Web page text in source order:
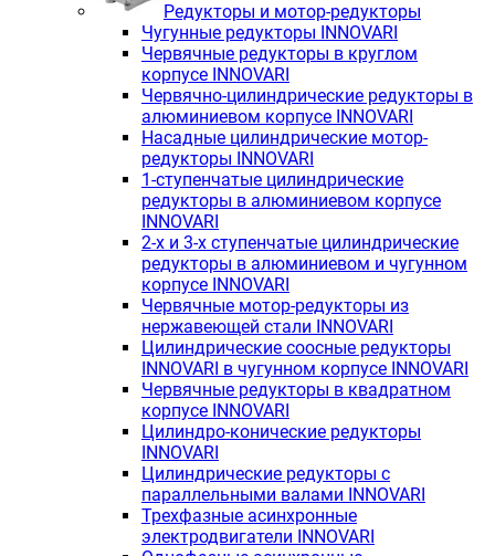
Редукторы и мотор-редукторы
Чугунные редукторы INNOVARI
Червячные редукторы в круглом
корпусе INNOVARI
Червячно-цилиндрические редукторы в
алюминиевом корпусе INNOVARI
Насадные цилиндрические мотор-
редукторы INNOVARI
1-ступенчатые цилиндрические
редукторы в алюминиевом корпусе
INNOVARI
2-х и 3-х ступенчатые цилиндрические
редукторы в алюминиевом и чугунном
корпусе INNOVARI
Червячные мотор-редукторы из
нержавеющей стали INNOVARI
Цилиндрические соосные редукторы
INNOVARI в чугунном корпусе INNOVARI
Червячные редукторы в квадратном
корпусе INNOVARI
Цилиндро-конические редукторы
INNOVARI
Цилиндрические редукторы с
параллельными валами INNOVARI
Трехфазные асинхронные
электродвигатели INNOVARI